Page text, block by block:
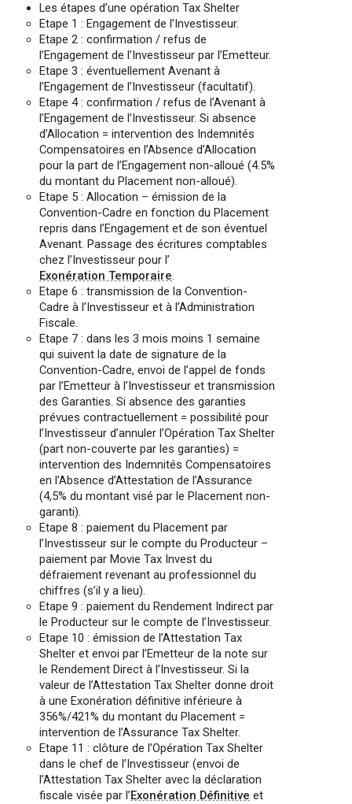
Les étapes d’une opération Tax Shelter
Etape 1 : Engagement de l’Investisseur.
Etape 2 : confirmation / refus de
l’Engagement de l’Investisseur par l’Emetteur.
Etape 3 : éventuellement Avenant à
l’Engagement de l’Investisseur (facultatif).
Etape 4 : confirmation / refus de l’Avenant à
l’Engagement de l’Investisseur. Si absence
d’Allocation = intervention des Indemnités
Compensatoires en l’Absence d’Allocation
pour la part de l’Engagement non-alloué (4.5%
du montant du Placement non-alloué).
Etape 5 : Allocation – émission de la
Convention-Cadre en fonction du Placement
repris dans l’Engagement et de son éventuel
Avenant. Passage des écritures comptables
chez l’Investisseur pour l’
Exonération Temporaire.
Etape 6 : transmission de la Convention-
Cadre à l’Investisseur et à l’Administration
Fiscale.
Etape 7 : dans les 3 mois moins 1 semaine
qui suivent la date de signature de la
Convention-Cadre, envoi de l’appel de fonds
par l’Emetteur à l’Investisseur et transmission
des Garanties. Si absence des garanties
prévues contractuellement = possibilité pour
l’Investisseur d’annuler l’Opération Tax Shelter
(part non-couverte par les garanties) =
intervention des Indemnités Compensatoires
en l’Absence d’Attestation de l’Assurance
(4,5% du montant visé par le Placement non-
garanti).
Etape 8 : paiement du Placement par
l’Investisseur sur le compte du Producteur –
paiement par Movie Tax Invest du
défraiement revenant au professionnel du
chiffres (s’il y a lieu).
Etape 9 : paiement du Rendement Indirect par
le Producteur sur le compte de l’Investisseur.
Etape 10 : émission de l’Attestation Tax
Shelter et envoi par l’Emetteur de la note sur
le Rendement Direct à l’Investisseur. Si la
valeur de l’Attestation Tax Shelter donne droit
à une Exonération définitive inférieure à
356%/421% du montant du Placement =
intervention de l’Assurance Tax Shelter.
Etape 11 : clôture de l’Opération Tax Shelter
dans le chef de l’Investisseur (envoi de
l’Attestation Tax Shelter avec la déclaration
fiscale visée par l’Exonération Définitive et